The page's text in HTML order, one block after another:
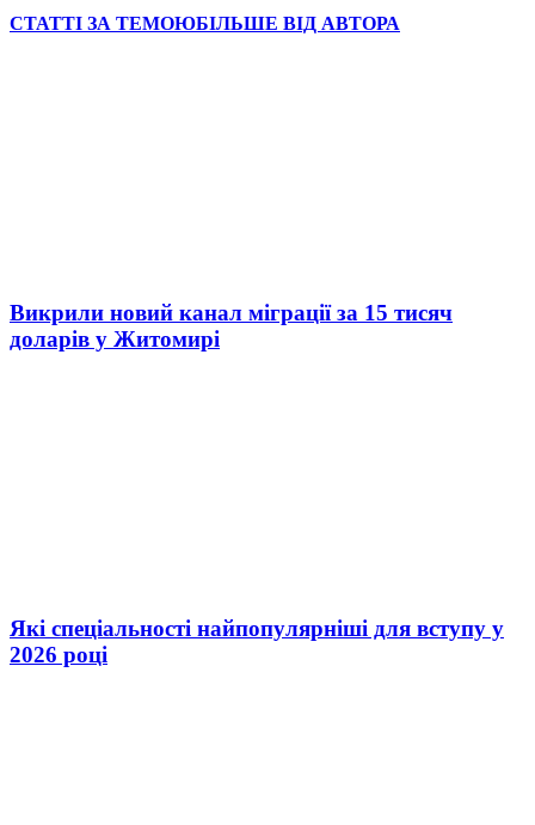
СТАТТІ ЗА ТЕМОЮБІЛЬШЕ ВІД АВТОРА
Викрили новий канал міграції за 15 тисяч
доларів у Житомирі
Які спеціальності найпопулярніші для вступу у
2026 році